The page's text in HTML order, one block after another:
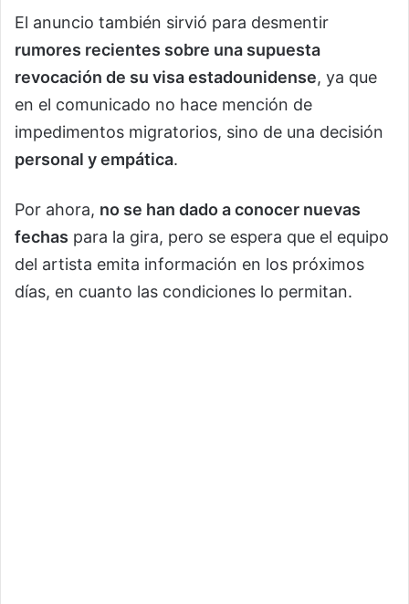
El anuncio también sirvió para desmentir
rumores recientes sobre una supuesta
revocación de su visa estadounidense, ya que
en el comunicado no hace mención de
impedimentos migratorios, sino de una decisión
personal y empática.
Por ahora, no se han dado a conocer nuevas
fechas para la gira, pero se espera que el equipo
del artista emita información en los próximos
días, en cuanto las condiciones lo permitan.